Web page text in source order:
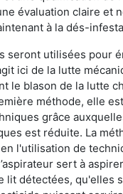
évaluation claire et
à la dés-
seront utilisées pour
ici de la lutte
le blason de la lutte
méthode, elle
grâce
est réduite. La
l'utilisation de
sert à
lit détectées, qu'elles